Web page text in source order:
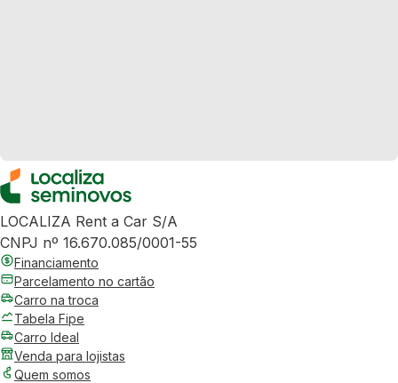
LOCALIZA Rent a Car S/A
CNPJ nº 16.670.085/0001-55
Financiamento
Parcelamento no cartão
Carro na troca
Tabela Fipe
Carro Ideal
Venda para lojistas
Quem somos